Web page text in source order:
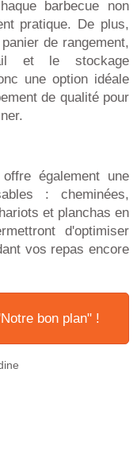
barbecue non
pratique. De plus,
de rangement,
et le stockage
une option idéale
de qualité pour
également une
: cheminées,
et planchas en
d'optimiser
vos repas encore
bon plan" !